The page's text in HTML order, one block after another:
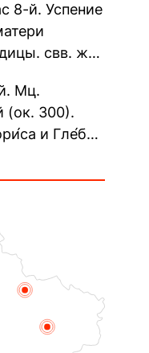
8-й. Успение
свв. жен
Мц.
(ок. 300).
и Гле́ба,